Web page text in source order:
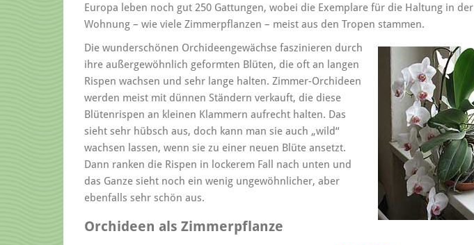
Europa leben noch gut 250 Gattungen, wobei die Exemplare für die Haltung in der
Wohnung – wie viele Zimmerpflanzen – meist aus den Tropen stammen.
Die wunderschönen Orchideengewächse faszinieren durch
ihre außergewöhnlich geformten Blüten, die oft an langen
Rispen wachsen und sehr lange halten. Zimmer-Orchideen
werden meist mit dünnen Ständern verkauft, die diese
Blütenrispen an kleinen Klammern aufrecht halten. Das
sieht sehr hübsch aus, doch kann man sie auch „wild“
wachsen lassen, wenn sie zu einer neuen Blüte ansetzt.
Dann ranken die Rispen in lockerem Fall nach unten und
das Ganze sieht noch ein wenig ungewöhnlicher, aber
ebenfalls sehr schön aus.
Orchideen als Zimmerpflanze